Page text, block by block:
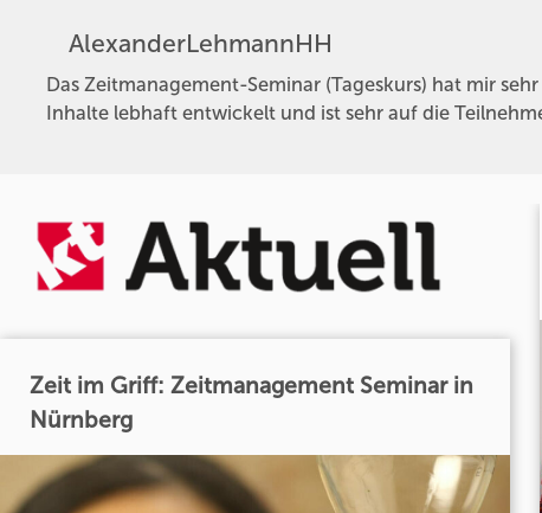
AlexanderLehmannHH
Das Zeitmanagement-Seminar (Tageskurs) hat mir
Inhalte lebhaft entwickelt und ist sehr auf die
Zeit im Griff: Zeitmanagement Seminar in
Nürnberg